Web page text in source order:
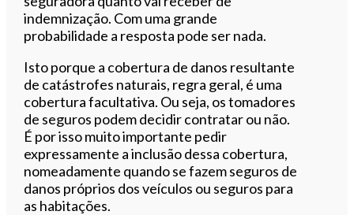
indemnização. Com uma grande
probabilidade a resposta pode ser nada.
Isto porque a cobertura de danos resultante
de catástrofes naturais, regra geral, é uma
cobertura facultativa. Ou seja, os tomadores
de seguros podem decidir contratar ou não.
É por isso muito importante pedir
expressamente a inclusão dessa cobertura,
nomeadamente quando se fazem seguros de
danos próprios dos veículos ou seguros para
as habitações.